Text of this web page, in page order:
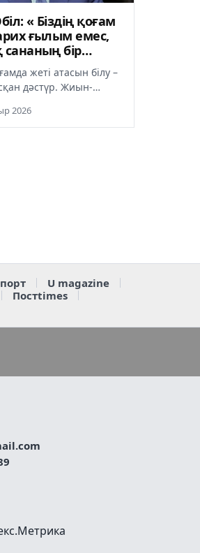
« Біздің қоғам
ғылым емес,
сананың бір
жеті атасын білу –
дәстүр. Жиын-
іздеу де қа...
2026
U magazine
Постtimes